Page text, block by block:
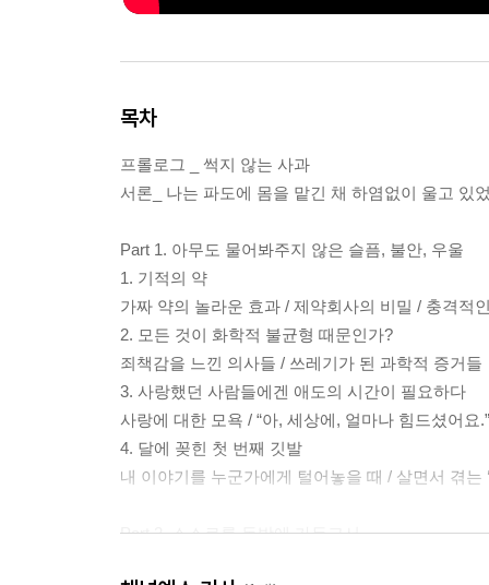
목차
프롤로그 _ 썩지 않는 사과
서론_ 나는 파도에 몸을 맡긴 채 하염없이 울고 있
Part 1. 아무도 물어봐주지 않은 슬픔, 불안, 우울
1. 기적의 약
가짜 약의 놀라운 효과 / 제약회사의 비밀 / 충격적
2. 모든 것이 화학적 불균형 때문인가?
죄책감을 느낀 의사들 / 쓰레기가 된 과학적 증거들
3. 사랑했던 사람들에겐 애도의 시간이 필요하다
사랑에 대한 모욕 / “아, 세상에, 얼마나 힘드셨어요.”
4. 달에 꽂힌 첫 번째 깃발
내 이야기를 누군가에게 털어놓을 때 / 살면서 겪는
Part 2. 스스로를 독방에 가두고서